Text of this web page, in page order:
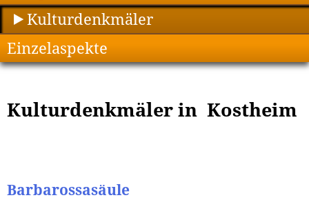
Kulturdenkmäler
Einzelaspekte
Kulturdenkmäler in Kostheim
Barbarossasäule